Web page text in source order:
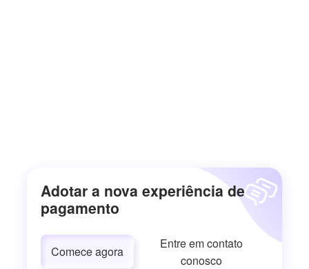
Adotar a nova experiência de
pagamento
Comece agora
Entre em contato
conosco